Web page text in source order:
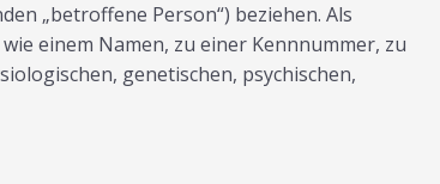
„betroffene Person“) beziehen. Als
einem Namen, zu einer Kennnummer, zu
genetischen, psychischen,